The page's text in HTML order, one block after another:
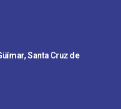
Santa Cruz de